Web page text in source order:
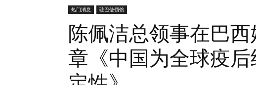
热门消息 驻巴使领馆
陈佩洁总领事在巴
章《中国为全球疫